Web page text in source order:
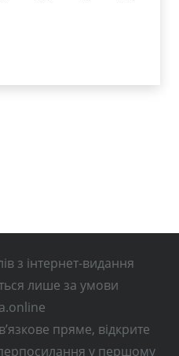
з інтернет-видання
лише за умови
пряме, відкрите
у першому